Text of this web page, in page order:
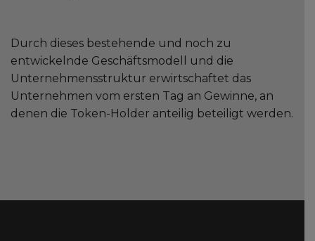
Durch dieses bestehende und noch zu
entwickelnde Geschäftsmodell und die
Unternehmensstruktur erwirtschaftet das
Unternehmen vom ersten Tag an Gewinne, an
denen die Token-Holder anteilig beteiligt werden.